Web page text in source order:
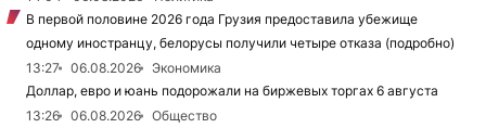
В первой половине 2026 года Грузия предоставила убежище
одному иностранцу, белорусы получили четыре отказа (подробно)
13:27
06.08.2026
Экономика
Доллар, евро и юань подорожали на биржевых торгах 6 августа
13:26
06.08.2026
Общество